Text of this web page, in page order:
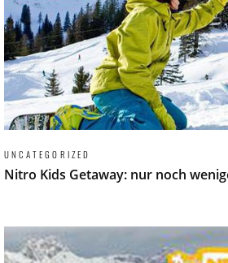
UNCATEGORIZED
Nitro Kids Getaway: nur noch